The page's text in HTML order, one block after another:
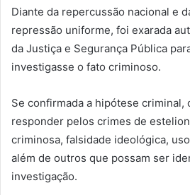
Diante da repercussão nacional e
repressão uniforme, foi exarada
da Justiça e Segurança Pública
investigasse o fato criminoso.
Se confirmada a hipótese criminal,
responder pelos crimes de
criminosa, falsidade ideológica,
além de outros que possam ser
investigação.